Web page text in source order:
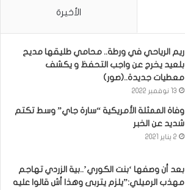
الأخيرة
ريم الرياحي في ورطة.. محامي طليقها مديح
بلعيد يخرج عن واجب التحفظ و يكشف
معطيات جديدة..(صور)
13 نوفمبر 2022
وفاة الممثلة الأمريكية “سارة جاي” وسط تكتم
شديد عن الخبر
2 يناير 2021
بعد أن وصفها ‘بنت الكوري’..بية الزردي تهاجم
مهذب الرميلي:”يلزم يتربى وهذا أش قالوا عليه